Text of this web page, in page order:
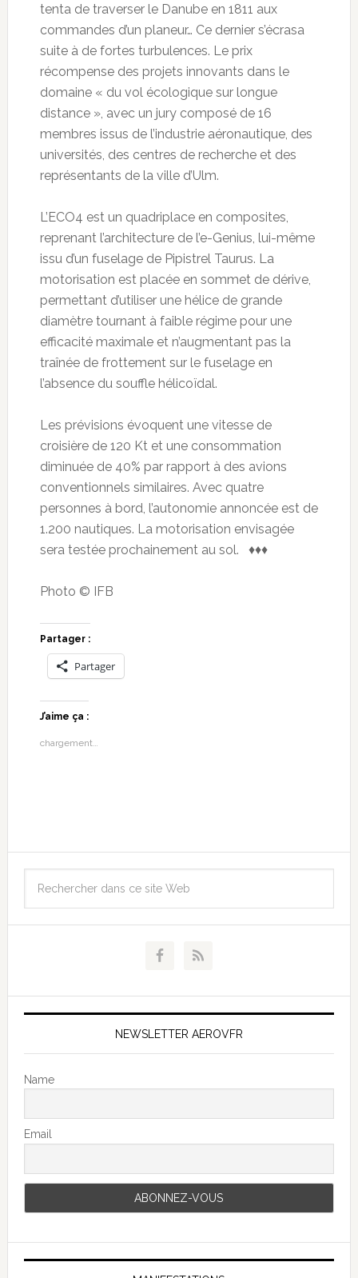
tenta de traverser le Danube en 1811 aux
commandes d’un planeur… Ce dernier s’écrasa
suite à de fortes turbulences. Le prix
récompense des projets innovants dans le
domaine « du vol écologique sur longue
distance », avec un jury composé de 16
membres issus de l’industrie aéronautique, des
universités, des centres de recherche et des
représentants de la ville d’Ulm.
L’ECO4 est un quadriplace en composites,
reprenant l’architecture de l’e-Genius, lui-même
issu d’un fuselage de Pipistrel Taurus. La
motorisation est placée en sommet de dérive,
permettant d’utiliser une hélice de grande
diamètre tournant à faible régime pour une
efficacité maximale et n’augmentant pas la
traînée de frottement sur le fuselage en
l’absence du souffle hélicoïdal.
Les prévisions évoquent une vitesse de
croisière de 120 Kt et une consommation
diminuée de 40% par rapport à des avions
conventionnels similaires. Avec quatre
personnes à bord, l’autonomie annoncée est de
1.200 nautiques. La motorisation envisagée
sera testée prochainement au sol. ♦♦♦
Photo © IFB
Partager :
Partager
J’aime ça :
chargement…
NEWSLETTER AEROVFR
Name
Email